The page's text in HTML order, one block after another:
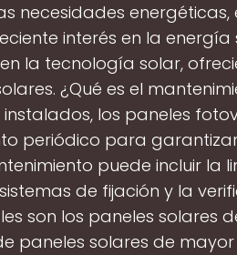
necesidades energéticas,
interés en la energía
la tecnología solar,
¿Qué es el
los paneles
periódico para
puede incluir la
de fijación y la
son los paneles solares
paneles solares de